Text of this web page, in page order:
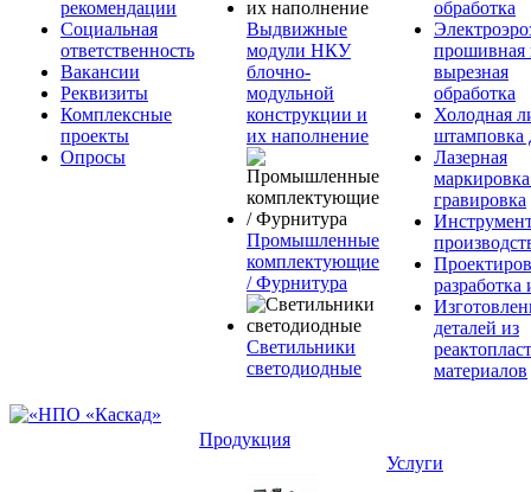
рекомендации
Социальная
ответственность
Вакансии
Реквизиты
Комплексные
проекты
Опросы
Выдвижные
модули НКУ
блочно-
модульной
конструкции и
их наполнение
Промышленные
комплектующие
/ Фурнитура
Светильники
светодиодные
обработка
прошивная
вырезная
обработка
Холодная
штамповка
Лазерная
гравировка
разработка
деталей из
материалов
Продукция
Услуги